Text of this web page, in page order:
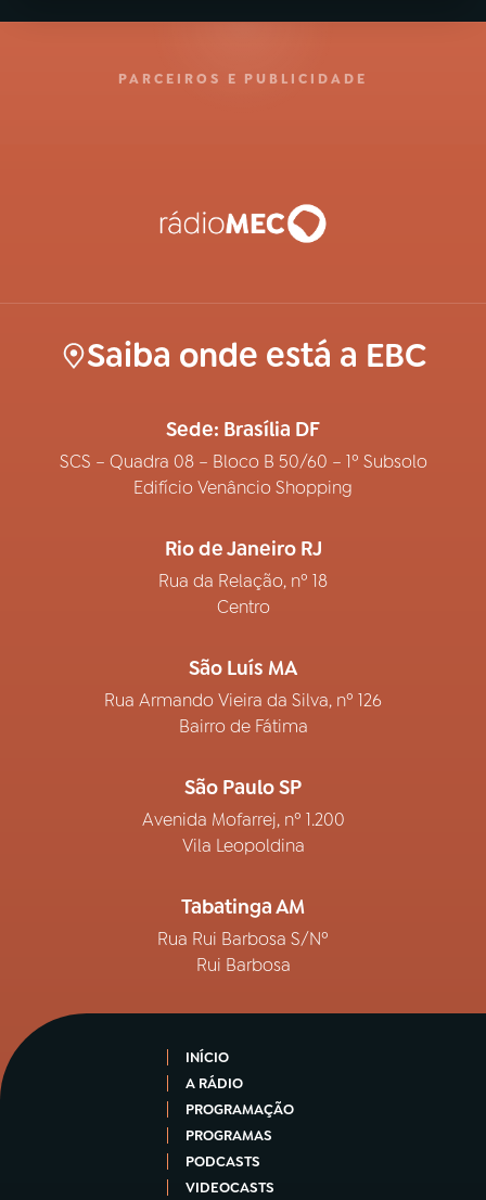
PARCEIROS E PUBLICIDADE
Saiba onde está a EBC
Sede: Brasília DF
SCS – Quadra 08 – Bloco B 50/60 – 1º Subsolo
Edifício Venâncio Shopping
Rio de Janeiro RJ
Rua da Relação, nº 18
Centro
São Luís MA
Rua Armando Vieira da Silva, nº 126
Bairro de Fátima
São Paulo SP
Avenida Mofarrej, nº 1.200
Vila Leopoldina
Tabatinga AM
Rua Rui Barbosa S/Nº
Rui Barbosa
INÍCIO
A RÁDIO
PROGRAMAÇÃO
PROGRAMAS
PODCASTS
VIDEOCASTS